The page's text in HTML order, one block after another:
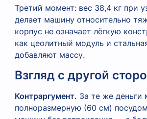
Третий момент: вес 38,4 кг при
делает машину относительно
корпус не означает лёгкую
как цеолитный модуль и
добавляют массу.
Взгляд с другой
Контраргумент. За те же деньги
полноразмерную (60 см)